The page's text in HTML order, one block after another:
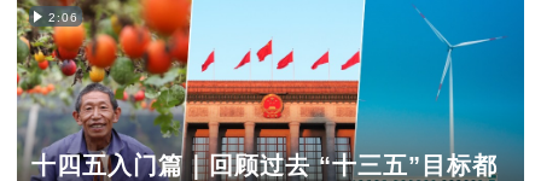
2:06
十四五入门篇｜回顾过去 “十三五”目标都